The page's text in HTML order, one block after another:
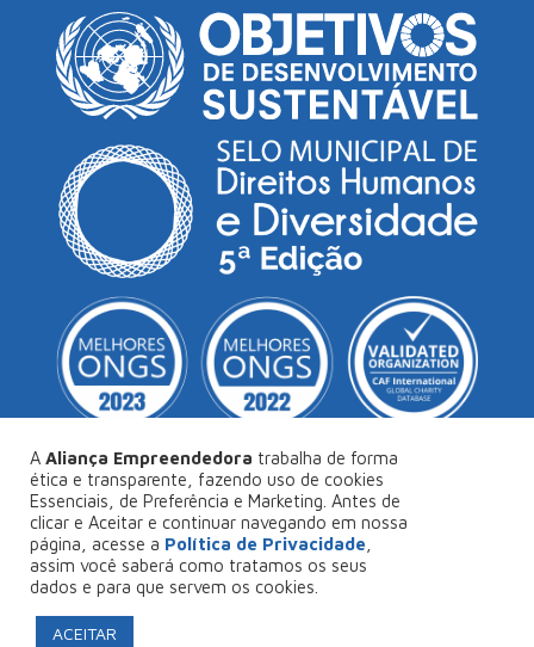
© Copyright 2026Aliança Empreendedora
Desenvolvido porCollabs
Política de Privacidade
A Aliança Empreendedora trabalha de forma
ética e transparente, fazendo uso de cookies
Essenciais, de Preferência e Marketing. Antes de
clicar e Aceitar e continuar navegando em nossa
página, acesse a Política de Privacidade
assim você saberá como tratamos os seus
dados e para que servem os cookies.
ACEITAR